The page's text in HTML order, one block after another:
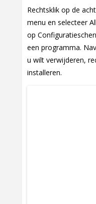
Rechtsklik op de
menu en selecteer
op
een programma.
u wilt verwijderen,
installeren.